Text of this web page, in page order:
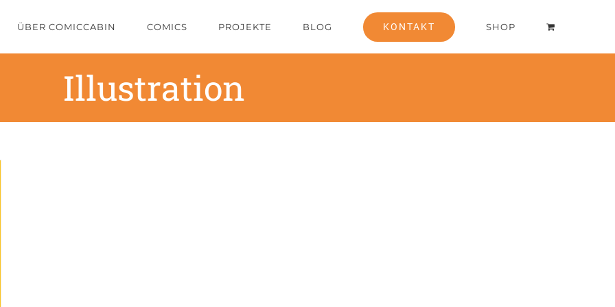
ÜBER COMICCABIN COMICS PROJEKTE BLOG KONTAKT SHOP
Illustration